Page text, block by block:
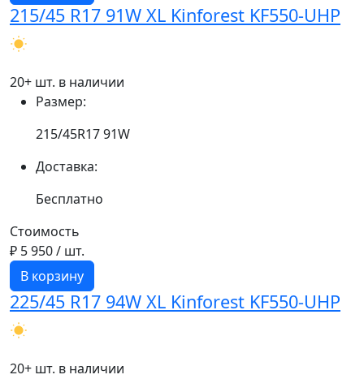
215/45 R17 91W XL Kinforest KF550-UHP
20+ шт. в наличии
Размер:
215/45R17 91W
Доставка:
Бесплатно
Стоимость
₽ 5 950/ шт.
В корзину
225/45 R17 94W XL Kinforest KF550-UHP
20+ шт. в наличии